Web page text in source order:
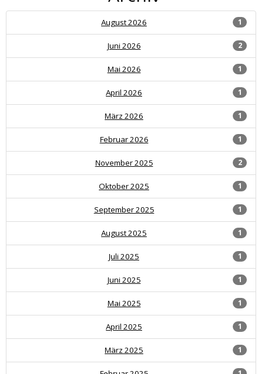
1
August 2026
2
Juni 2026
1
Mai 2026
1
April 2026
1
März 2026
1
Februar 2026
2
November 2025
1
Oktober 2025
1
September 2025
1
August 2025
1
Juli 2025
1
Juni 2025
1
Mai 2025
1
April 2025
1
März 2025